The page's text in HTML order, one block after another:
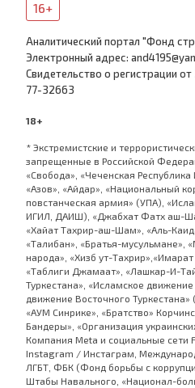
16+
Аналитический портал "Фонд
Электронный адрес:
Cвидетельство о регистрации
77-32663
18+
* Экстремистские и
запрещенные в Российской
«Свобода», «Чеченская
«Азов», «Айдар», «Национальный
повстанческая армия» (УПА),
ИГИЛ, ДАИШ), «Джабхат Фатх аш-
«Хайат Тахрир-аш-Шам», «Аль-
«Талибан», «Братья-мусульмане»,
народа», «Хизб ут-
«Таблиги Джамаат», «Лашкар-И-
Туркестана», «Исламское
движение Восточного
«АУМ Синрике», «Братство»
Бандеры», «Организация
Компания Meta и социальные сети
Instagram / Инстаграм,
ЛГБТ, ФБК (Фонд борьбы с
Штабы Навального, «Национал-